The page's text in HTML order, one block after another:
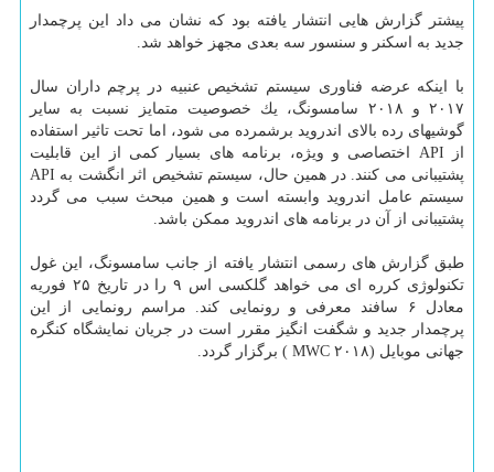
پیشتر گزارش هایی انتشار یافته بود كه نشان می داد این پرچمدار
جدید به اسكنر و سنسور سه بعدی مجهز خواهد شد.
با اینكه عرضه فناوری سیستم تشخیص عنبیه در پرچم داران سال
۲۰۱۷ و ۲۰۱۸ سامسونگ، یك خصوصیت متمایز نسبت به سایر
گوشیهای رده بالای اندروید برشمرده می شود، اما تحت تاثیر استفاده
از API اختصاصی و ویژه، برنامه های بسیار كمی از این قابلیت
پشتیبانی می كنند. در همین حال، سیستم تشخیص اثر انگشت به API
سیستم عامل اندروید وابسته است و همین مبحث سبب می گردد
پشتیبانی از آن در برنامه های اندروید ممكن باشد.
طبق گزارش های رسمی انتشار یافته از جانب سامسونگ، این غول
تكنولوژی كرره ای می خواهد گلكسی اس ۹ را در تاریخ ۲۵ فوریه
معادل ۶ سافند معرفی و رونمایی كند. مراسم رونمایی از این
پرچمدار جدید و شگفت انگیز مقرر است در جریان نمایشگاه كنگره
جهانی موبایل (MWC ۲۰۱۸ ) برگزار گردد.